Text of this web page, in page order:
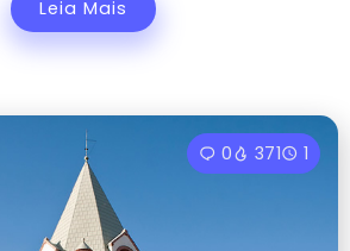
Leia Mais
0 371 1